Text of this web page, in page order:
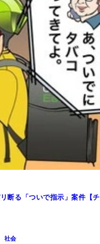
断る「ついで指示」案件【チ
社会